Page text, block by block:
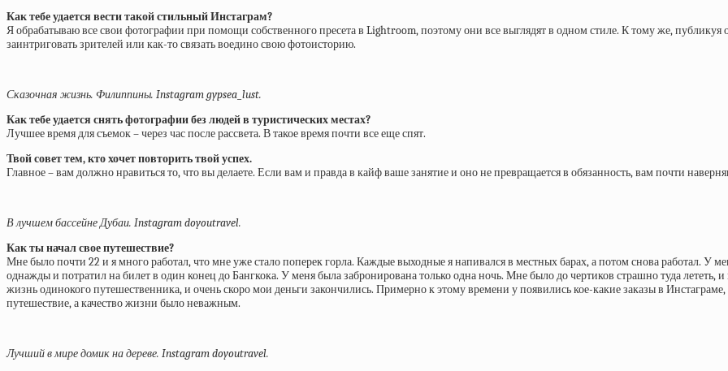
Как тебе удается вести такой стильный Инстаграм?
Я обрабатываю все свои фотографии при помощи собственного пресета в Lightroom, поэтому они все выглядят в одном стиле. К тому же,
заинтриговать зрителей или как-то связать воедино свою фотоисторию.
Сказочная жизнь. Филиппины. Instagram gypsea_lust.
Как тебе удается снять фотографии без людей в туристических местах?
Лучшее время для съемок – через час после рассвета. В такое время почти все еще спят.
Твой совет тем, кто хочет повторить твой успех.
Главное – вам должно нравиться то, что вы делаете. Если вам и правда в кайф ваше занятие и оно не превращается в обязанность, вам почти
В лучшем бассейне Дубаи. Instagram doyoutravel.
Как ты начал свое путешествие?
Мне было почти 22 и я много работал, что мне уже стало поперек горла. Каждые выходные я напивался в местных барах, а потом снова работал. У
однажды и потратил на билет в один конец до Бангкока. У меня была забронирована только одна ночь. Мне было до чертиков страшно туда лететь,
жизнь одинокого путешественника, и очень скоро мои деньги закончились. Примерно к этому времени у появились кое-какие заказы в
путешествие, а качество жизни было неважным.
Лучший в мире домик на дереве. Instagram doyoutravel.